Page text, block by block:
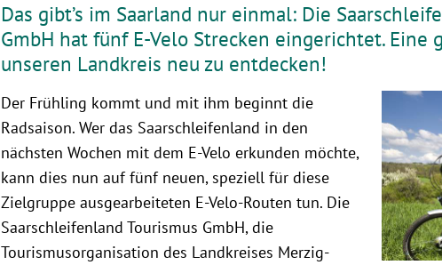
Das gibt’s im Saarland nur einmal: Die
GmbH hat fünf E-Velo Strecken eingerichtet. Eine
unseren Landkreis neu zu entdecken!
Der Frühling kommt und mit ihm beginnt die
Radsaison. Wer das Saarschleifenland in den
nächsten Wochen mit dem E-Velo erkunden möchte,
kann dies nun auf fünf neuen, speziell für diese
Zielgruppe ausgearbeiteten E-Velo-Routen tun. Die
Saarschleifenland Tourismus GmbH, die
Tourismusorganisation des Landkreises Merzig-